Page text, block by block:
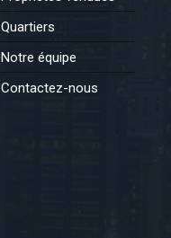
Quartiers
Notre équipe
Contactez-nous